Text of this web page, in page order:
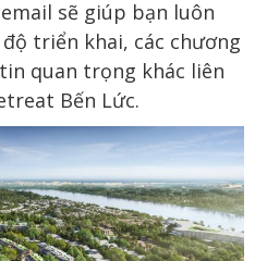
sẽ giúp bạn luôn
triển khai, các chương
quan trọng khác liên
Bến Lức.